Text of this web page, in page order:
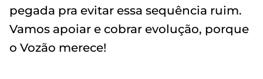
pegada pra evitar essa sequência ruim.
Vamos apoiar e cobrar evolução, porque
o Vozão merece!